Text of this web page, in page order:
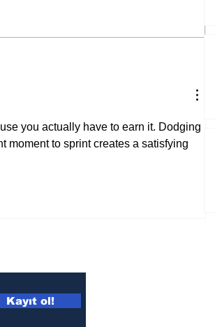
you actually have to earn it. Dodging
moment to sprint creates a satisfying
Kayıt ol!